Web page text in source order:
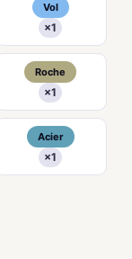
Vol
×1
Roche
×1
Acier
×1